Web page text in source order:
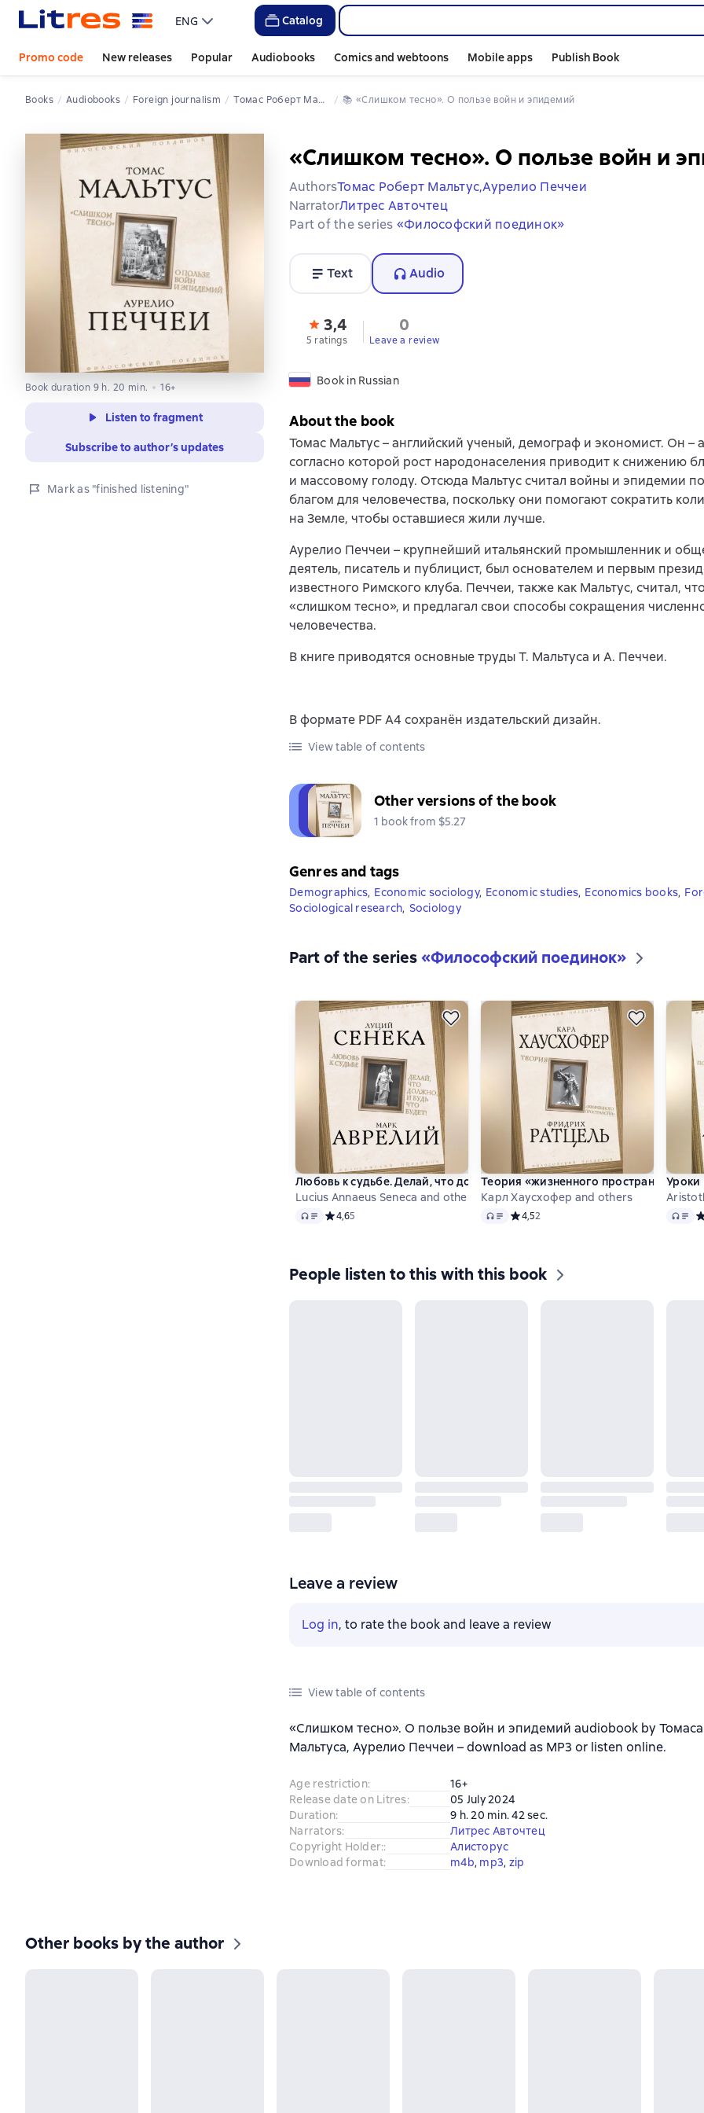
ENG Catalog
Promo code New releases Popular Audiobooks Comics and webtoons Mobile apps Publish Book
Books Audiobooks Foreign journalism Томас Роберт Мальтус 📚 «Слишком тесно». О пользе войн и эпидемий
Book duration 9 h. 20 min. 16+
Listen to fragment
Subscribe to author’s updates
Mark as "finished listening"
«Слишком тесно». О пользе войн и
AuthorsТомас Роберт Мальтус,Аурелио Печчеи
NarratorЛитрес Авточтец
Part of the series «Философский поединок»
Text Audio
3,4
5 ratings
0
Leave a review
Book in Russian
About the book
Томас Мальтус – английский ученый, демограф и экономист. Он –
согласно которой рост народонаселения приводит к снижению
и массовому голоду. Отсюда Мальтус считал войны и эпидемии
благом для человечества, поскольку они помогают сократить
на Земле, чтобы оставшиеся жили лучше.
Аурелио Печчеи – крупнейший итальянский промышленник и
деятель, писатель и публицист, был основателем и первым
известного Римского клуба. Печчеи, также как Мальтус, считал,
«слишком тесно», и предлагал свои способы сокращения
человечества.
В книге приводятся основные труды Т. Мальтуса и А. Печчеи.
В формате PDF A4 сохранён издательский дизайн.
View table of contents
Other versions of the book
1 book from $5.27
Genres and tags
Demographics, Economic sociology, Economic studies, Economics books,
Sociological research, Sociology
Part of the series«Философский поединок»
Любовь к судьбе. Делай, что должно, и будь что будет!
Lucius Annaeus Seneca and others
Audio Средний рейтинг 4,6 на основе 5 оценок
4,65
Теория «жизненного пространства»
Карл Хаусхофер and others
Audio Средний рейтинг 4,5 на основе 2 оценок
4,52
Уроки
Audio
People listen to this with this book
Leave a review
Log in, to rate the book and leave a review
View table of contents
«Слишком тесно». О пользе войн и эпидемий audiobook by
Мальтуса, Аурелио Печчеи – download as MP3 or listen online.
Age restriction:
16+
Release date on Litres:
05 July 2024
Duration:
9 h. 20 min. 42 sec.
Narrators:
Литрес Авточтец
Copyright Holder::
Алисторус
Download format: m4b, mp3, zip
Other books by the author